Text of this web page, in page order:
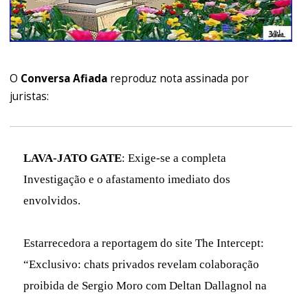
O Conversa Afiada reproduz nota assinada por
juristas:
LAVA-JATO GATE: Exige-se a completa
Investigação e o afastamento imediato dos
envolvidos.
Estarrecedora a reportagem do site The Intercept:
“Exclusivo: chats privados revelam colaboração
proibida de Sergio Moro com Deltan Dallagnol na